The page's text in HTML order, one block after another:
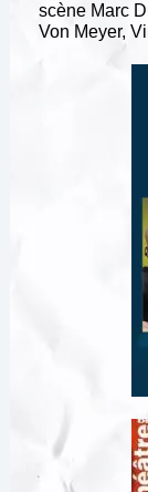
scène Marc
Von Meyer,